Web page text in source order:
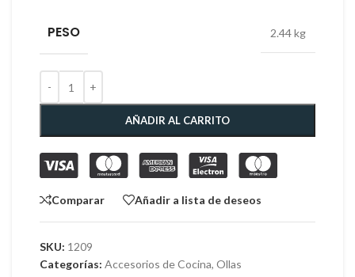
PESO 2.44 kg
AÑADIR AL CARRITO
Comparar Añadir a lista de deseos
SKU: 1209
Categorías: Accesorios de Cocina, Ollas